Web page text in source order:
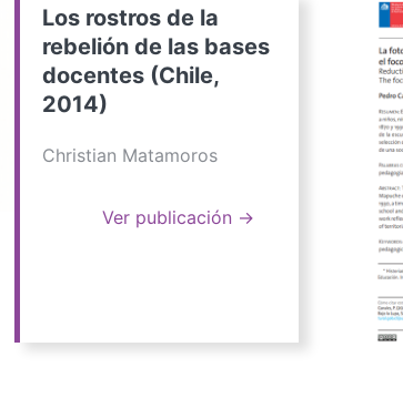
Los rostros de la
rebelión de las bases
docentes (Chile,
2014)
Christian Matamoros
Ver publicación →